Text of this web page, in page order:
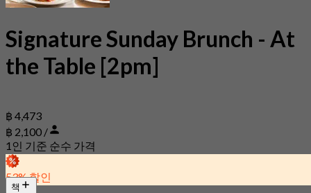
Signature Sunday Brunch - At
the Table [2pm]
฿ 4,473
฿ 2,100 /
1인 기준 순수 가격
53% 할인
책